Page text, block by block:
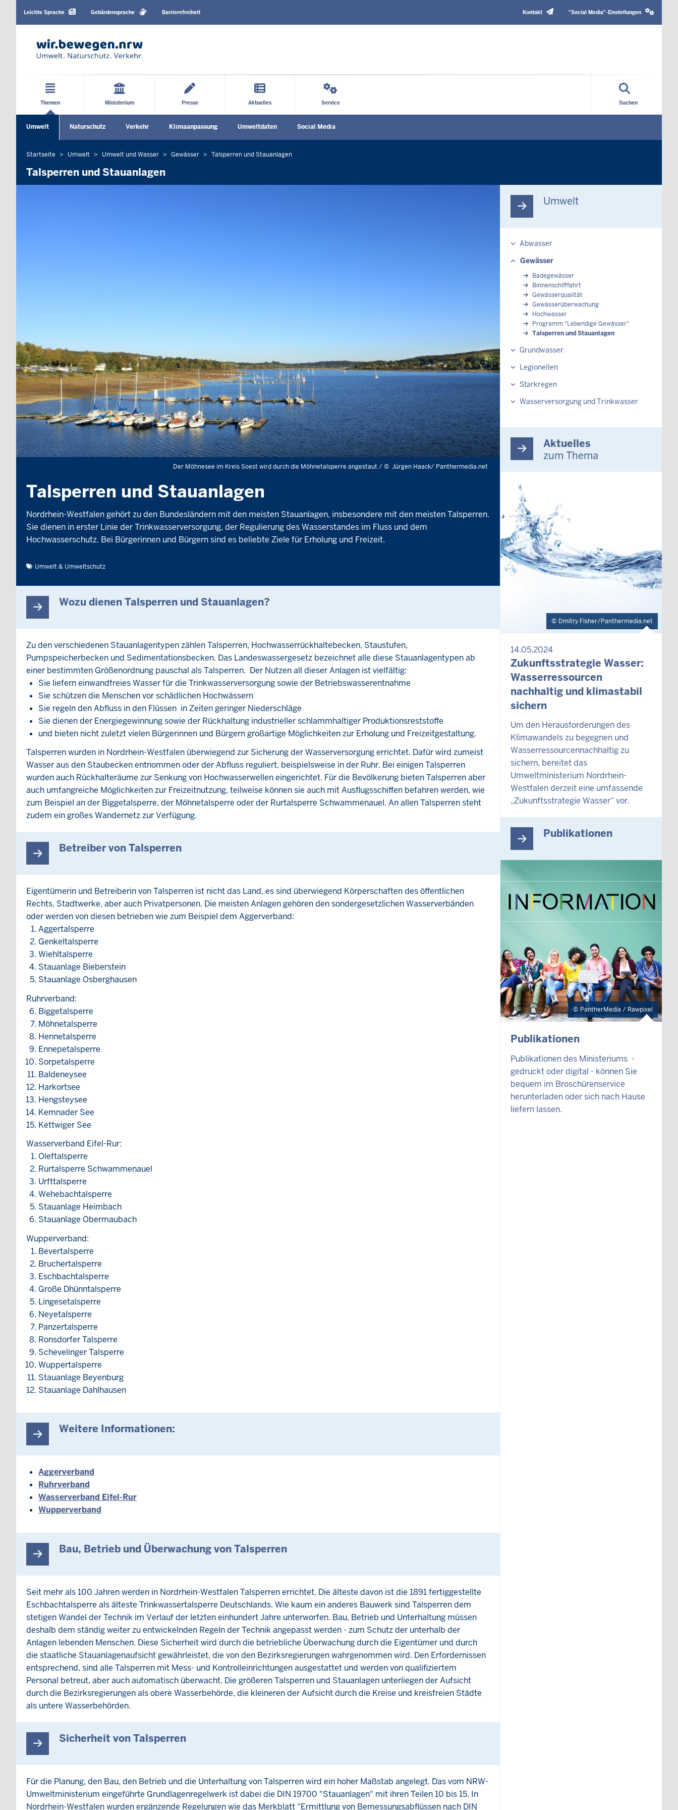
Sprachen
Leichte Sprache Gebärdensprache Barrierefreiheit
TopKontakt
media
"Social Media"-Einstellungen
Hauptmenü
Themen Ministerium Presse Aktuelles Service Suchen
Umwelt Naturschutz Verkehr Klimaanpassung Umweltdaten Social Media
Sie
befinden
Startseite Umwelt Umwelt und Wasser Gewässer Talsperren und Stauanlagen
Talsperren und Stauanlagen
Der Möhnesee im Kreis Soest wird durch die Möhnetalsperre angestaut /© Jürgen Haack/ Panthermedia.net
Talsperren und Stauanlagen
Nordrhein-Westfalen gehört zu den Bundesländern mit den meisten Stauanlagen, insbesondere mit den meisten Talsperren.
Sie dienen in erster Linie der Trinkwasserversorgung, der Regulierung des Wasserstandes im Fluss und dem
Hochwasserschutz. Bei Bürgerinnen und Bürgern sind es beliebte Ziele für Erholung und Freizeit.
Umwelt & Umweltschutz
Wozu dienen Talsperren und Stauanlagen?
Zu den verschiedenen Stauanlagentypen zählen Talsperren, Hochwasserrückhaltebecken, Staustufen,
Pumpspeicherbecken und Sedimentationsbecken. Das Landeswassergesetz bezeichnet alle diese Stauanlagentypen ab
einer bestimmten Größenordnung pauschal als Talsperren. Der Nutzen all dieser Anlagen ist vielfältig:
Sie liefern einwandfreies Wasser für die Trinkwasserversorgung sowie der Betriebswasserentnahme
Sie schützen die Menschen vor schädlichen Hochwässern
Sie regeln den Abfluss in den Flüssen in Zeiten geringer Niederschläge
Sie dienen der Energiegewinnung sowie der Rückhaltung industrieller schlammhaltiger Produktionsreststoffe
und bieten nicht zuletzt vielen Bürgerinnen und Bürgern großartige Möglichkeiten zur Erholung und Freizeitgestaltung.
Talsperren wurden in Nordrhein-Westfalen überwiegend zur Sicherung der Wasserversorgung errichtet. Dafür wird zumeist
Wasser aus den Staubecken entnommen oder der Abfluss reguliert, beispielsweise in der Ruhr. Bei einigen Talsperren
wurden auch Rückhalteräume zur Senkung von Hochwasserwellen eingerichtet. Für die Bevölkerung bieten Talsperren aber
auch umfangreiche Möglichkeiten zur Freizeitnutzung, teilweise können sie auch mit Ausflugsschiffen befahren werden, wie
zum Beispiel an der Biggetalsperre, der Möhnetalsperre oder der Rurtalsperre Schwammenauel. An allen Talsperren steht
zudem ein großes Wandernetz zur Verfügung.
Betreiber von Talsperren
Eigentümerin und Betreiberin von Talsperren ist nicht das Land, es sind über­wiegend Körperschaften des öffentlichen
Rechts, Stadtwerke, aber auch Privatpersonen. Die meisten Anlagen gehören den sondergesetzlichen Wasserverbänden
oder werden von diesen betrieben wie zum Beispiel dem Aggerverband:
Aggertalsperre
Genkeltalsperre
Wiehltalsperre
Stauanlage Bieberstein
Stauanlage Osberghausen
Ruhrverband:
Biggetalsperre
Möhnetalsperre
Hennetalsperre
Ennepetalsperre
Sorpetalsperre
Baldeneysee
Harkortsee
Hengsteysee
Kemnader See
Kettwiger See
Wasserverband Eifel-Rur:
Oleftalsperre
Rurtalsperre Schwammenauel
Urfttalsperre
Wehebachtalsperre
Stauanlage Heimbach
Stauanlage Obermaubach
Wupperverband:
Bevertalsperre
Bruchertalsperre
Eschbachtalsperre
Große Dhünntalsperre
Lingesetalsperre
Neyetalsperre
Panzertalsperre
Ronsdorfer Talsperre
Schevelinger Talsperre
Wuppertalsperre
Stauanlage Beyenburg
Stauanlage Dahlhausen
Weitere Informationen:
Aggerverband
Ruhrverband
Wasserverband Eifel-Rur
Wupperverband
Bau, Betrieb und Überwachung von Talsperren
Seit mehr als 100 Jahren werden in Nordrhein-Westfalen Talsperren errichtet. Die älteste davon ist die 1891 fertiggestellte
Eschbachtalsperre als älteste Trinkwassertalsperre Deutschlands. Wie kaum ein anderes Bauwerk sind Talsperren dem
stetigen Wandel der Technik im Verlauf der letzten einhundert Jahre unterworfen. Bau, Betrieb und Unterhaltung müssen
deshalb dem ständig weiter zu entwickelnden Regeln der Technik angepasst werden - zum Schutz der unterhalb der
Anlagen lebenden Menschen. Diese Sicherheit wird durch die betriebliche Überwachung durch die Eigentümer und durch
die staatliche Stauanlagenaufsicht gewährleistet, die von den Bezirksregierungen wahrgenommen wird. Den Erfordernissen
entsprechend, sind alle Talsperren mit Mess- und Kontrolleinrichtungen ausgestattet und werden von qualifiziertem
Personal betreut, aber auch automatisch überwacht. Die größeren Talsperren und Stauanlagen unterliegen der Aufsicht
durch die Bezirksregierungen als obere Wasserbehörde, die kleineren der Aufsicht durch die Kreise und kreisfreien Städte
als untere Wasserbehörden.
Sicherheit von Talsperren
Für die Planung, den Bau, den Betrieb und die Unterhaltung von Talsperren wird ein hoher Maßstab angelegt. Das vom NRW-
Umweltministerium eingeführte Grundlagenregelwerk ist dabei die DIN 19700 "Stauanlagen" mit ihren Teilen 10 bis 15. In
Nordrhein-Westfalen wurden ergänzende Regelungen wie das Merkblatt "Ermittlung von Bemessungsabflüssen nach DIN
Umwelt
Abwasser
Gewässer
Badegewässer
Binnenschifffahrt
Gewässerqualität
Gewässerüberwachung
Hochwasser
Programm "Lebendige Gewässer"
Talsperren und Stauanlagen
Grundwasser
Legionellen
Starkregen
Wasserversorgung und Trinkwasser
Aktuelles
zum Thema
Dmitry Fisher/Panthermedia.net
14.05.2024
Zukunftsstrategie Wasser:
Wasserressourcen
nachhaltig und klimastabil
sichern
Um den Herausforderungen des
Klimawandels zu begegnen und
Wasserressourcennachhaltig zu
sichern, bereitet das
Umweltministerium Nordrhein-
Westfalen derzeit eine umfassende
„Zukunftsstrategie Wasser“ vor.
Publikationen
PantherMedia / Rawpixel
Publikationen
Publikationen des Ministeriums -
gedruckt oder digital - können Sie
bequem im Broschürenservice
herunterladen oder sich nach Hause
liefern lassen.